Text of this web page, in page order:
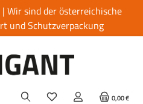
Wir sind der österreichische
und Schutzverpackung
0,00 €